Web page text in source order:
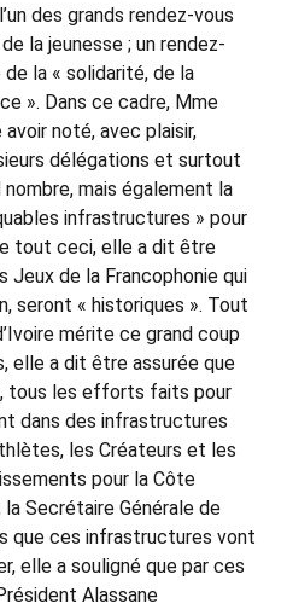
des grands rendez-vous
la jeunesse ; un rendez-
la « solidarité, de la
». Dans ce cadre, Mme
noté, avec plaisir,
délégations et surtout
mais également la
infrastructures » pour
tout ceci, elle a dit être
Jeux de la Francophonie qui
seront « historiques ». Tout
mérite ce grand coup
elle a dit être assurée que
tous les efforts faits pour
dans des infrastructures
les Créateurs et les
pour la Côte
Secrétaire Générale de
que ces infrastructures vont
elle a souligné que par ces
Alassane